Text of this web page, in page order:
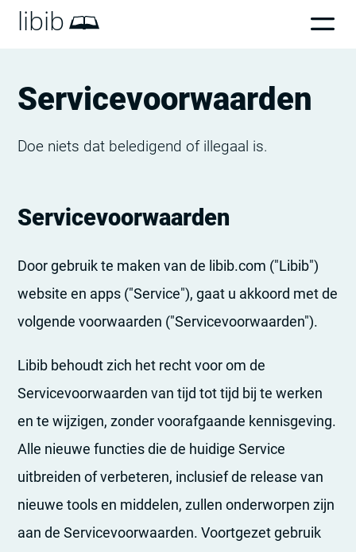
libib
Servicevoorwaarden
Doe niets dat beledigend of illegaal is.
Servicevoorwaarden
Door gebruik te maken van de libib.com ("Libib")
website en apps ("Service"), gaat u akkoord met de
volgende voorwaarden ("Servicevoorwaarden").
Libib behoudt zich het recht voor om de
Servicevoorwaarden van tijd tot tijd bij te werken
en te wijzigen, zonder voorafgaande kennisgeving.
Alle nieuwe functies die de huidige Service
uitbreiden of verbeteren, inclusief de release van
nieuwe tools en middelen, zullen onderworpen zijn
aan de Servicevoorwaarden. Voortgezet gebruik